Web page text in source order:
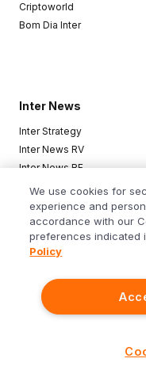
Siga o Inter
Criptoworld
Bom Dia Inter
Inter News
Inter Strategy
Inter News RV
Inter News RF
Top Funds
Baixe o app
We use cookies for
experience and
accordance with our
preferences indicated
Policy